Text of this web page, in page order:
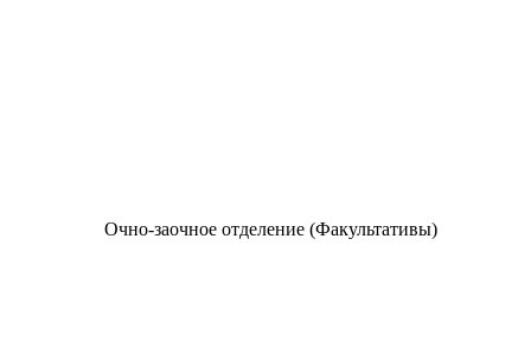
Очно-заочное отделение (Факультативы)